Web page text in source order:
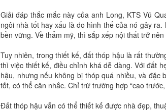
Giải đáp thắc mắc này của anh Long, KTS Vũ
ngôi nhà tốt hay xấu là do hình thế của nó gây
bền vững. Về thẩm mỹ, thì sắp xếp nội thất trở nên
Tuy nhiên, trong thiết kế, đất thóp hậu là rất
thì việc thiết kế, điều chỉnh khá dễ dàng. Với đất
hậu, nhưng nếu không bị thóp quá nhiều, và đặc
tốt, có thể cân nhắc. Chỉ trừ trường hợp “cao
Đất thóp hậu vẫn có thể thiết kế được nhà đẹp,